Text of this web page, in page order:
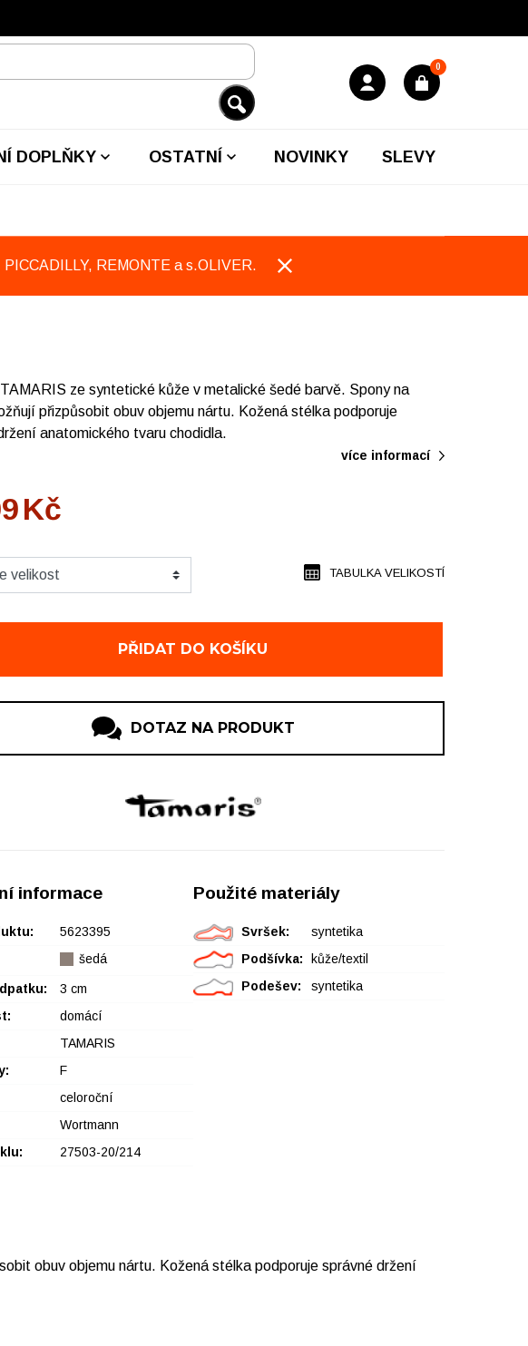
0
DOPLŇKY OSTATNÍ NOVINKY SLEVY
REMONTE a s.OLIVER.
ze syntetické kůže v metalické šedé barvě. Spony na
přizpůsobit obuv objemu nártu. Kožená stélka podporuje
anatomického tvaru chodidla.
více informací
Kč
PŘIDAT DO KOŠÍKU
TABULKA VELIKOSTÍ
DOTAZ NA PRODUKT
informace
5623395
šedá
3 cm
domácí
TAMARIS
F
celoroční
Wortmann
27503-20/214
Použité materiály
Svršek:
syntetika
Podšívka:
kůže/textil
Podešev:
syntetika
obuv objemu nártu. Kožená stélka podporuje správné držení